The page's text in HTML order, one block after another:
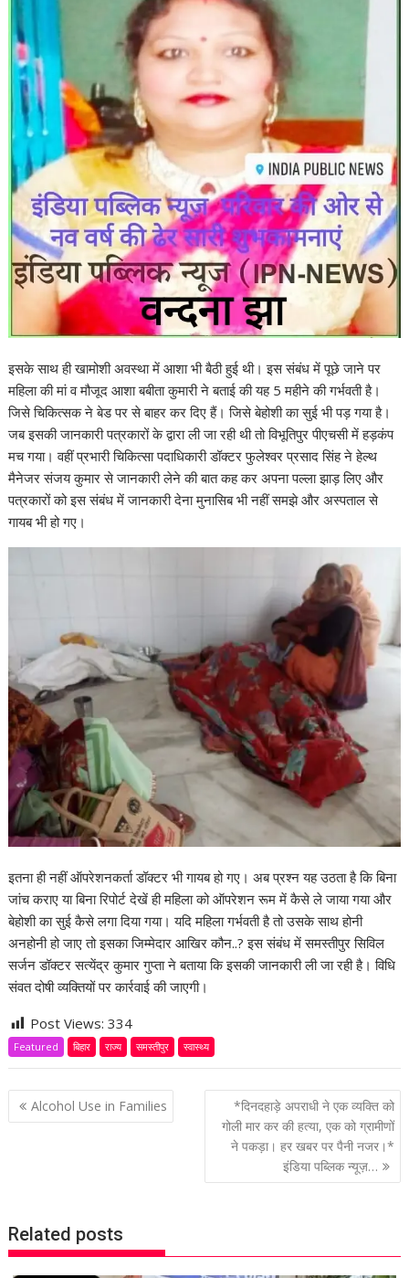
इसके साथ ही खामोशी अवस्था में आशा भी बैठी हुई थी। इस संबंध में पूछे जाने पर
महिला की मां व मौजूद आशा बबीता कुमारी ने बताई की यह 5 महीने की गर्भवती है।
जिसे चिकित्सक ने बेड पर से बाहर कर दिए हैं। जिसे बेहोशी का सुई भी पड़ गया है।
जब इसकी जानकारी पत्रकारों के द्वारा ली जा रही थी तो विभूतिपुर पीएचसी में हड़कंप
मच गया। वहीं प्रभारी चिकित्सा पदाधिकारी डॉक्टर फुलेश्वर प्रसाद सिंह ने हेल्थ
मैनेजर संजय कुमार से जानकारी लेने की बात कह कर अपना पल्ला झाड़ लिए और
पत्रकारों को इस संबंध में जानकारी देना मुनासिब भी नहीं समझे और अस्पताल से
गायब भी हो गए।
इतना ही नहीं ऑपरेशनकर्ता डॉक्टर भी गायब हो गए। अब प्रश्न यह उठता है कि बिना
जांच कराए या बिना रिपोर्ट देखें ही महिला को ऑपरेशन रूम में कैसे ले जाया गया और
बेहोशी का सुई कैसे लगा दिया गया। यदि महिला गर्भवती है तो उसके साथ होनी
अनहोनी हो जाए तो इसका जिम्मेदार आखिर कौन..? इस संबंध में समस्तीपुर सिविल
सर्जन डॉक्टर सत्येंद्र कुमार गुप्ता ने बताया कि इसकी जानकारी ली जा रही है। विधि
संवत दोषी व्यक्तियों पर कार्रवाई की जाएगी।
Post Views:334
Featured बिहार राज्य समस्तीपुर स्वास्थ्य
P
o
a
v
i
Alcohol Use in Families
*दिनदहाड़े अपराधी ने एक व्यक्ति को
गोली मार कर की हत्या, एक को ग्रामीणों
ने पकड़ा। हर खबर पर पैनी नजर।*
इंडिया पब्लिक न्यूज़…
Related posts